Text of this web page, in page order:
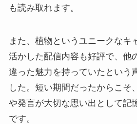
も読み取れます。
また、植物というユニークなキ
活かした配信内容も好評で、他
違った魅力を持っていたという
した。短い期間だったからこそ
や発言が大切な思い出として記
です。